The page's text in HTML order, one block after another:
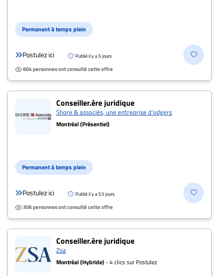
Permanent à temps plein
Postulez ici Publié il y a 5 jours
604 personnes ont consulté cette offre
Conseiller.ère juridique
Shore & associés, une entreprise d’odgers
Montréal (Présentiel)
Permanent à temps plein
Postulez ici Publié il y a 53 jours
306 personnes ont consulté cette offre
Conseiller.ère juridique
Zsa
Montréal (Hybride)- 4 clics sur Postulez